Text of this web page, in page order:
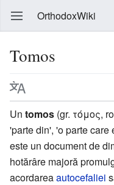
OrthodoxWiki
Tomos
Un tomos (gr. τόμος,
'parte din', 'o parte care
este un document de
hotărâre majoră
acordareaautocefaliei